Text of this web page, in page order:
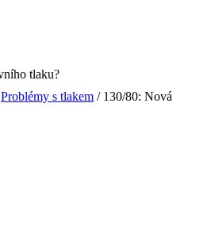
Problémy s tlakem / 130/80: Nová